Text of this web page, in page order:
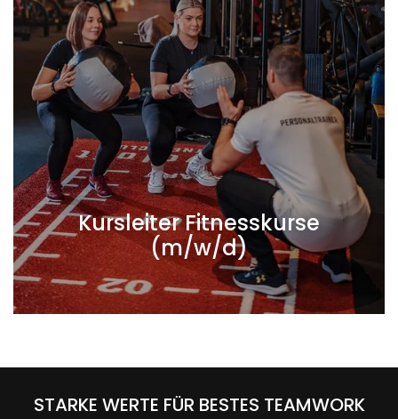
Kursleiter Fitnesskurse
(m/w/d)
STARKE WERTE FÜR BESTES TEAMWORK